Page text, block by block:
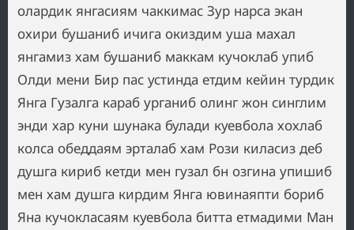
олардик янгасиям чаккимас Зур нарса экан
охири бушаниб ичига окиздим уша махал
янгамиз хам бушаниб маккам кучоклаб упиб
Олди мени Бир пас устинда етдим кейин турдик
Янга Гузалга караб урганиб олинг жон синглим
энди хар куни шунака булади куевбола хохлаб
колса обеддаям эрталаб хам Рози киласиз деб
душга кириб кетди мен гузал бн озгина упишиб
мен хам душга кирдим Янга ювинаяпти бориб
Яна кучокласаям куевбола битта етмадими Ман